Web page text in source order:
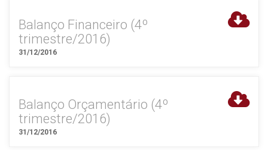
Balanço Financeiro (4º
trimestre/2016)
31/12/2016
Balanço Orçamentário (4º
trimestre/2016)
31/12/2016